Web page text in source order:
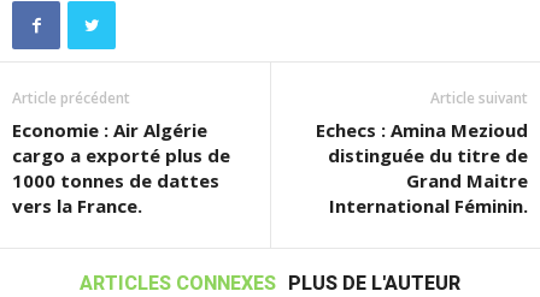
Article précédent
Economie : Air Algérie
cargo a exporté plus de
1000 tonnes de dattes
vers la France.
Article suivant
Echecs : Amina Mezioud
distinguée du titre de
Grand Maitre
International Féminin.
ARTICLES CONNEXES PLUS DE L'AUTEUR